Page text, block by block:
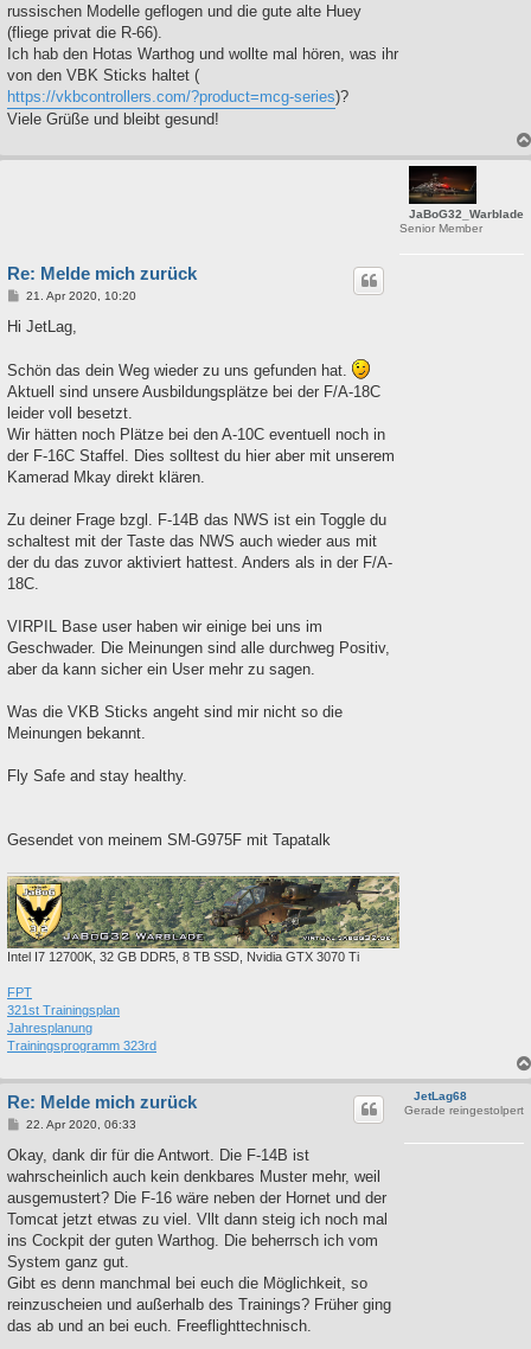
russischen Modelle geflogen und die gute alte Huey
(fliege privat die R-66).
Ich hab den Hotas Warthog und wollte mal hören, was ihr
von den VBK Sticks haltet (
https://vkbcontrollers.com/?product=mcg-series)?
Viele Grüße und bleibt gesund!
JaBoG32_Warblade
Senior Member
Re: Melde mich zurück
B
a
g
21. Apr 2020, 10:20
Hi JetLag,
Schön das dein Weg wieder zu uns gefunden hat.
Aktuell sind unsere Ausbildungsplätze bei der F/A-18C
leider voll besetzt.
Wir hätten noch Plätze bei den A-10C eventuell noch in
der F-16C Staffel. Dies solltest du hier aber mit unserem
Kamerad Mkay direkt klären.
Zu deiner Frage bzgl. F-14B das NWS ist ein Toggle du
schaltest mit der Taste das NWS auch wieder aus mit
der du das zuvor aktiviert hattest. Anders als in der F/A-
18C.
VIRPIL Base user haben wir einige bei uns im
Geschwader. Die Meinungen sind alle durchweg Positiv,
aber da kann sicher ein User mehr zu sagen.
Was die VKB Sticks angeht sind mir nicht so die
Meinungen bekannt.
Fly Safe and stay healthy.
Gesendet von meinem SM-G975F mit Tapatalk
Intel I7 12700K, 32 GB DDR5, 8 TB SSD, Nvidia GTX 3070 Ti
FPT
321st Trainingsplan
Jahresplanung
Trainingsprogramm 323rd
JetLag68
Gerade reingestolpert
Re: Melde mich zurück
B
i
r
a
22. Apr 2020, 06:33
Okay, dank dir für die Antwort. Die F-14B ist
wahrscheinlich auch kein denkbares Muster mehr, weil
ausgemustert? Die F-16 wäre neben der Hornet und der
Tomcat jetzt etwas zu viel. Vllt dann steig ich noch mal
ins Cockpit der guten Warthog. Die beherrsch ich vom
System ganz gut.
Gibt es denn manchmal bei euch die Möglichkeit, so
reinzuscheien und außerhalb des Trainings? Früher ging
das ab und an bei euch. Freeflighttechnisch.